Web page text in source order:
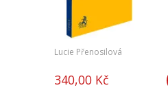
Lucie Přenosilová
340,00 Kč